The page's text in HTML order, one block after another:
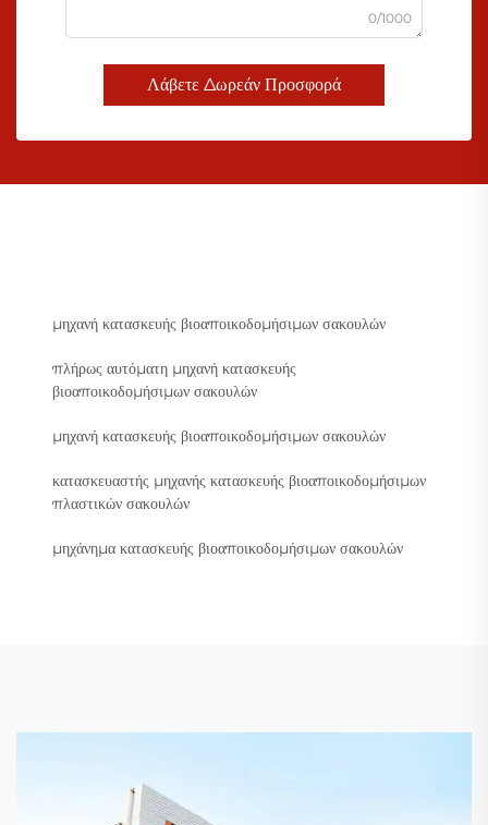
0/1000
Λάβετε Δωρεάν Προσφορά
μηχανή κατασκευής βιοαποικοδομήσιμων σακουλών
πλήρως αυτόματη μηχανή κατασκευής
βιοαποικοδομήσιμων σακουλών
μηχανή κατασκευής βιοαποικοδομήσιμων σακουλών
κατασκευαστής μηχανής κατασκευής βιοαποικοδομήσιμων
πλαστικών σακουλών
μηχάνημα κατασκευής βιοαποικοδομήσιμων σακουλών